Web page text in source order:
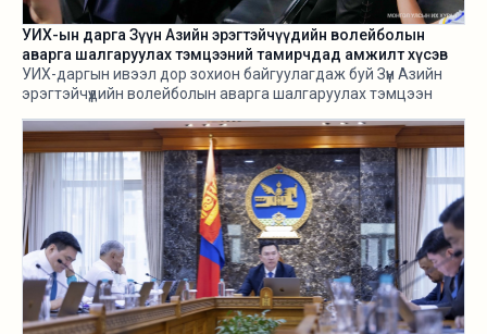
УИХ-ын дарга Зүүн Азийн эрэгтэйчүүдийн волейболын
аварга шалгаруулах тэмцээний тамирчдад амжилт хүсэв
УИХ-даргын ивээл дор зохион байгуулагдаж буй Зүүн Азийн
эрэгтэйчүүдийн волейболын аварга шалгаруулах тэмцээн